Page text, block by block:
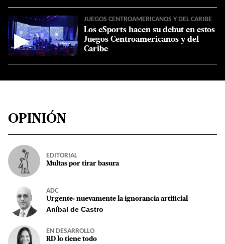
▶
JUEGOS CENTROAMERICANOS Y DEL CARIBE
Los eSports hacen su debut en estos
Juegos Centroamericanos y del
Caribe
OPINIÓN
EDITORIAL
Multas por tirar basura
ADC
Urgente: nuevamente la ignorancia artificial
Aníbal de Castro
EN DESARROLLO
RD lo tiene todo